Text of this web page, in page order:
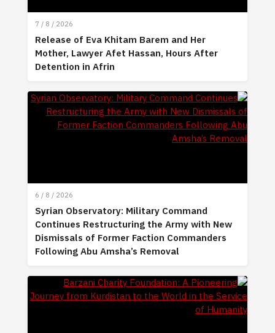
7 / 8 / 2026
Release of Eva Khitam Barem and Her
Mother, Lawyer Afet Hassan, Hours After
Detention in Afrin
6 / 8 / 2026
Syrian Observatory: Military Command
Continues Restructuring the Army with New
Dismissals of Former Faction Commanders
Following Abu Amsha’s Removal